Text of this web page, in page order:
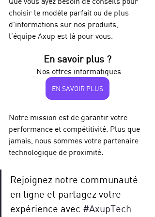
choisir le modèle parfait ou de plus
d'informations sur nos produits,
l'équipe Axup est là pour vous.
En savoir plus ?
Nos offres informatiques
EN SAVOIR PLUS
Notre mission est de garantir votre
performance et compétitivité. Plus que
jamais, nous sommes votre partenaire
technologique de proximité.
Rejoignez notre communauté
en ligne et partagez votre
expérience avec #AxupTech